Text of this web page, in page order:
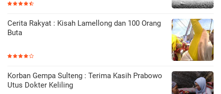
Cerita Rakyat : Kisah Lamellong dan 100 Orang
Buta
Korban Gempa Sulteng : Terima Kasih Prabowo
Utus Dokter Keliling